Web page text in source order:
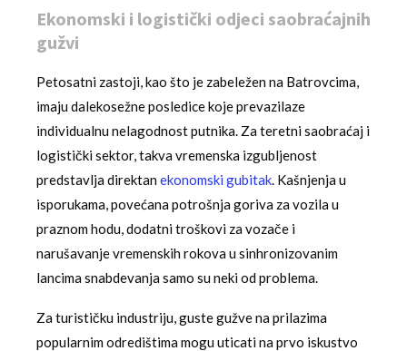
Ekonomski i logistički odjeci saobraćajnih
gužvi
Petosatni zastoji, kao što je zabeležen na Batrovcima,
imaju dalekosežne posledice koje prevazilaze
individualnu nelagodnost putnika. Za teretni saobraćaj i
logistički sektor, takva vremenska izgubljenost
predstavlja direktanekonomski gubitak. Kašnjenja u
isporukama, povećana potrošnja goriva za vozila u
praznom hodu, dodatni troškovi za vozače i
narušavanje vremenskih rokova u sinhronizovanim
lancima snabdevanja samo su neki od problema.
Za turističku industriju, guste gužve na prilazima
popularnim odredištima mogu uticati na prvo iskustvo